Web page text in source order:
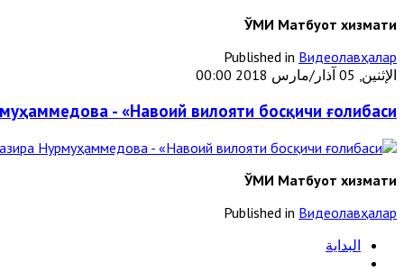
ЎМИ Матбуот хизмати
Published in Видеолавҳалар
الإثنين, 05 آذار/مارس 2018 00:00
- «Навоий вилояти босқичи ғолибаси»
ЎМИ Матбуот хизмати
Published in Видеолавҳалар
البداية